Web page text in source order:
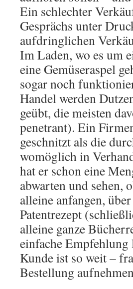
Ein schlechter
Gesprächs unter
aufdringlichen
Im Laden, wo es um
eine Gemüseraspel
sogar noch
Handel werden
geübt, die meisten
penetrant). Ein
geschnitzt als die
womöglich in
hat er schon eine
abwarten und sehen,
alleine anfangen,
Patentrezept
alleine ganze
einfache Empfehlung
Kunde ist so weit –
Bestellung